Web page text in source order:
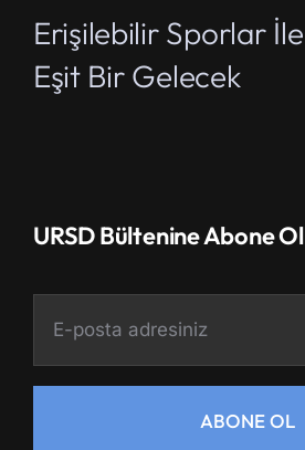
Erişilebilir Sporlar İle
Eşit Bir Gelecek
URSD Bültenine Abone Ol
ABONE OL